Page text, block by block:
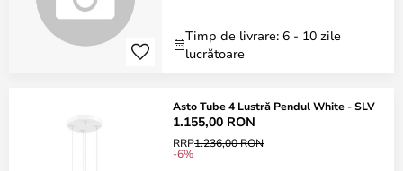
Timp de livrare: 6 - 10 zile
lucrătoare
Asto Tube 4 Lustră Pendul White - SLV
1.155,00 RON
RRP1.236,00 RON
-6%